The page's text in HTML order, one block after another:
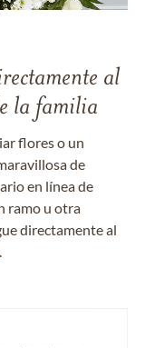
al
la familia
flores o un
de
en línea de
ramo u otra
directamente al